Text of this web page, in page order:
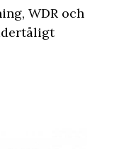
WDR och